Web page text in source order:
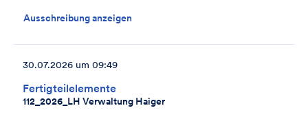
Ausschreibung anzeigen
Fertigteilelemente
112_2026_LH Verwaltung Haiger
30.07.2026 um 09:49